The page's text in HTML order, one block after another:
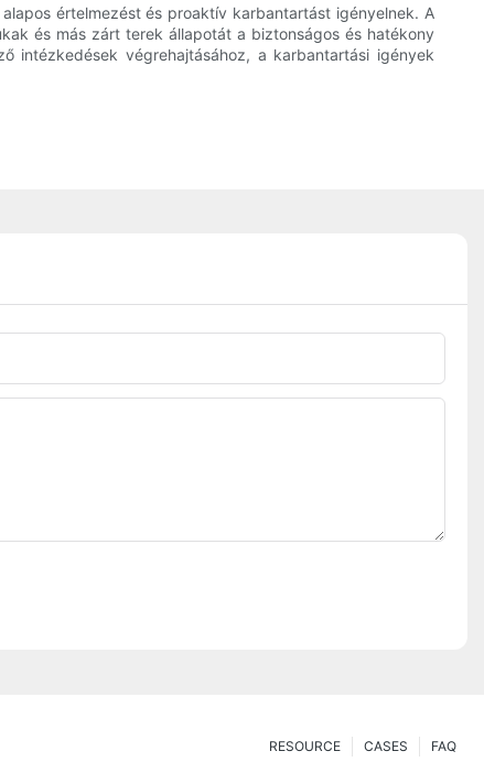
értelmezést és proaktív karbantartást igényelnek. A
és más zárt terek állapotát a biztonságos és hatékony
intézkedések végrehajtásához, a karbantartási igények
FAQ
CASES
RESOURCE